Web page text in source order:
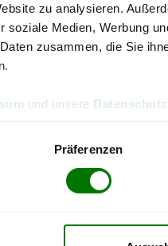
zu analysieren.
soziale Medien, Werbung
zusammen, die Sie
und unsere
Präferenzen
direkt online bestellen
aktuellen Stand